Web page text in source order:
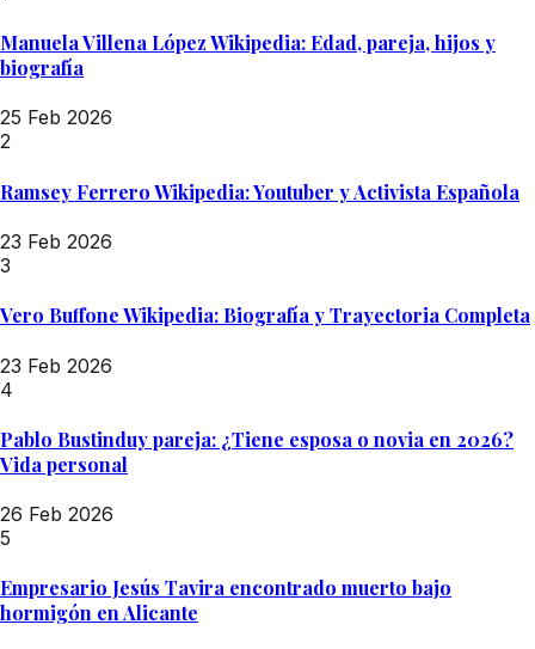
Manuela Villena López Wikipedia: Edad, pareja, hijos y
biografía
25 Feb 2026
2
Ramsey Ferrero Wikipedia: Youtuber y Activista Española
23 Feb 2026
3
Vero Buffone Wikipedia: Biografía y Trayectoria Completa
23 Feb 2026
4
Pablo Bustinduy pareja: ¿Tiene esposa o novia en 2026?
Vida personal
26 Feb 2026
5
Empresario Jesús Tavira encontrado muerto bajo
hormigón en Alicante